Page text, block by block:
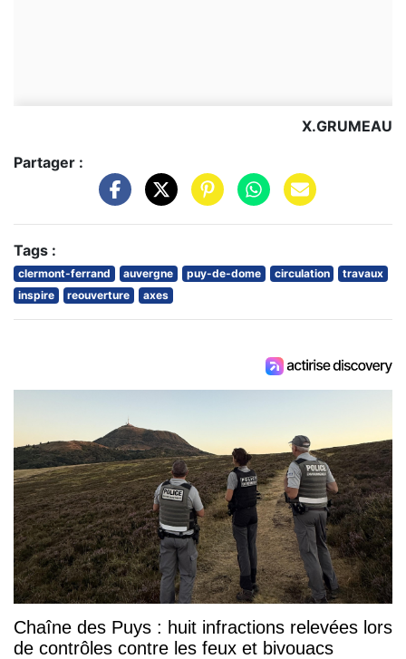
X.GRUMEAU
Partager :
Tags :
clermont-ferrand auvergne puy-de-dome circulation
travaux
inspire
reouverture axes
Chaîne des Puys : huit infractions relevées lors
de contrôles contre les feux et bivouacs